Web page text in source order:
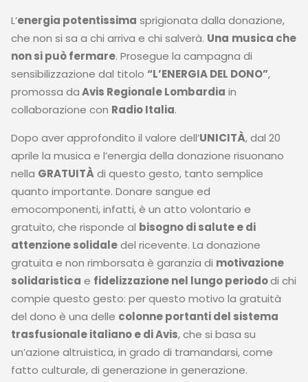
L’energia potentissima sprigionata dalla donazione,
che non si sa a chi arriva e chi salverà. Una musica che
non si può fermare. Prosegue la campagna di
sensibilizzazione dal titolo “L’ENERGIA DEL DONO”,
promossa daAvis Regionale Lombardia in
collaborazione con Radio Italia.
Dopo aver approfondito il valore dell’UNICITÀ, dal 20
aprile la musica e l’energia della donazione risuonano
nella GRATUITÀdi questo gesto, tanto semplice
quanto importante. Donare sangue ed
emocomponenti, infatti, è un atto volontario e
gratuito, che risponde al bisogno di salute e di
attenzione solidaledel ricevente. La donazione
gratuita e non rimborsata è garanzia di motivazione
solidaristica e fidelizzazione nel lungo periododi chi
compie questo gesto: per questo motivo la gratuità
del dono è una delle colonne portanti del sistema
trasfusionale italiano e di Avis, che si basa su
un’azione altruistica, in grado di tramandarsi, come
fatto culturale, di generazione in generazione.